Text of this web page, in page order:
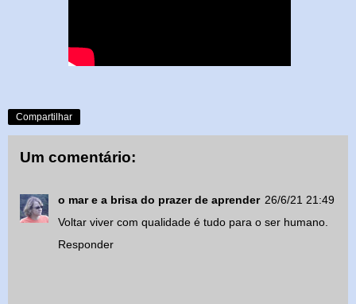
Compartilhar
Um comentário:
o mar e a brisa do prazer de aprender 26/6/21 21:49
Voltar viver com qualidade é tudo para o ser humano.
Responder